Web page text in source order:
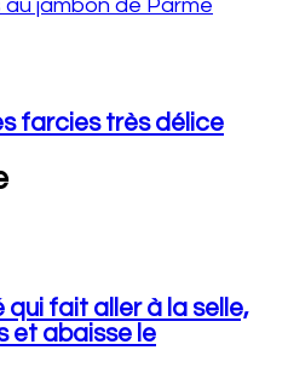
farcies très délice
qui fait aller à la selle,
et abaisse le